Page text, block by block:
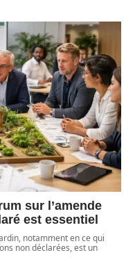
sur l’amende
est essentiel
notamment en ce qui
non déclarées, est un